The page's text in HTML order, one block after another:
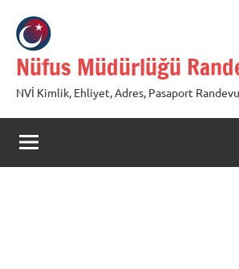
geç
Nüfus Müdürlüğü
NVİ Kimlik, Ehliyet, Adres, Pasaport Randevu